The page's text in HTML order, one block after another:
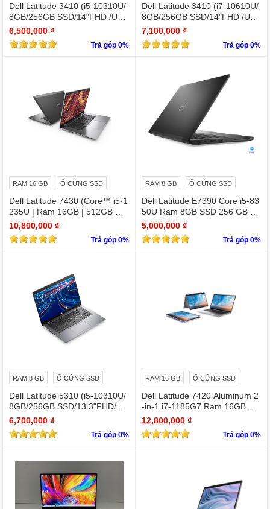
Dell Latitude 3410 (i5-10310U/
8GB/256GB SSD/14"FHD /UH
D Graphics/Win11Pro)
6,500,000 ₫
Trả góp 0%
Dell Latitude 3410 (i7-10610U/
8GB/256GB SSD/14"FHD /UH
D Graphics/Win11Pro)
7,100,000 ₫
Trả góp 0%
RAM 16 GB Ổ CỨNG SSD
Dell Latitude 7430 (Core™ i5-1
235U | Ram 16GB | 512GB SS
D | 14.0inch FHD)
10,800,000 ₫
Trả góp 0%
RAM 8 GB Ổ CỨNG SSD
Dell Latitude E7390 Core i5-83
50U Ram 8GB SSD 256 GB 1
3.3 " Full HD (1920 x 1080)
5,000,000 ₫
Trả góp 0%
RAM 8 GB Ổ CỨNG SSD
Dell Latitude 5310 (i5-10310U/
8GB/256GB SSD/13.3"FHD/Wi
n11Pro)
6,700,000 ₫
Trả góp 0%
RAM 16 GB Ổ CỨNG SSD
Dell Latitude 7420 Aluminum 2
-in-1 i7-1185G7 Ram 16GB Ful
l HD TOUCH x360
12,800,000 ₫
Trả góp 0%